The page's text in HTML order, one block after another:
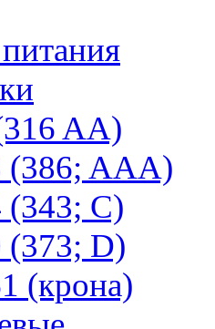
AA)
(386; AAA)
(343; C)
(373; D)
(крона)